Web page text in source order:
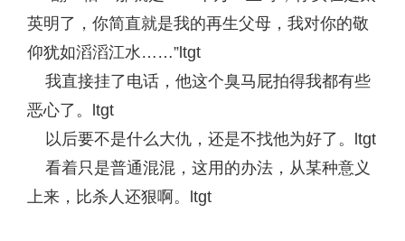
英明了，你简直就是我的再生父母，我对你的敬
仰犹如滔滔江水……”ltgt
我直接挂了电话，他这个臭马屁拍得我都有些
恶心了。ltgt
以后要不是什么大仇，还是不找他为好了。ltgt
看着只是普通混混，这用的办法，从某种意义
上来，比杀人还狠啊。ltgt